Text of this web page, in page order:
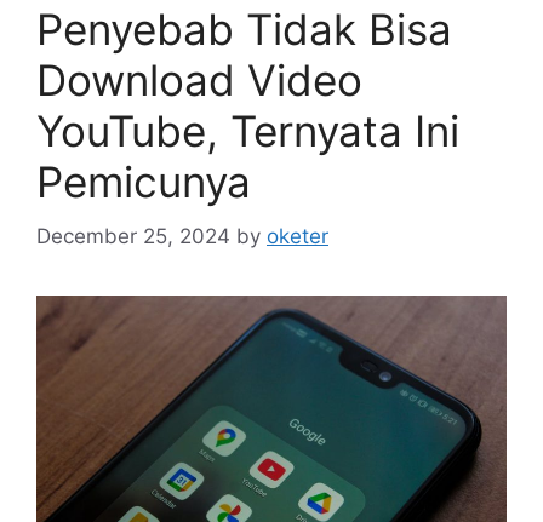
Penyebab Tidak Bisa
Download Video
YouTube, Ternyata Ini
Pemicunya
December 25, 2024 by oketer